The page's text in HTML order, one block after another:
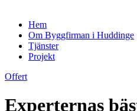
Hem
Om Byggfirman i Huddinge
Tjänster
Projekt
Offert
Experternas